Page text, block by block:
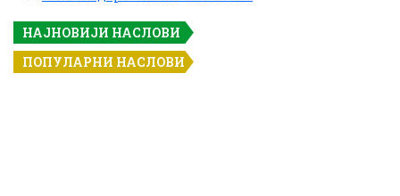
НАЈНОВИЈИ НАСЛОВИ
ПОПУЛАРНИ НАСЛОВИ